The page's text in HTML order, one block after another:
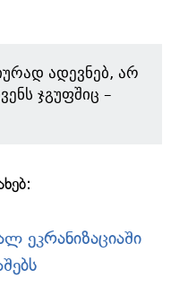
ადევნებ, არ
ჯგუფშიც –
ეკრანიზაციაში